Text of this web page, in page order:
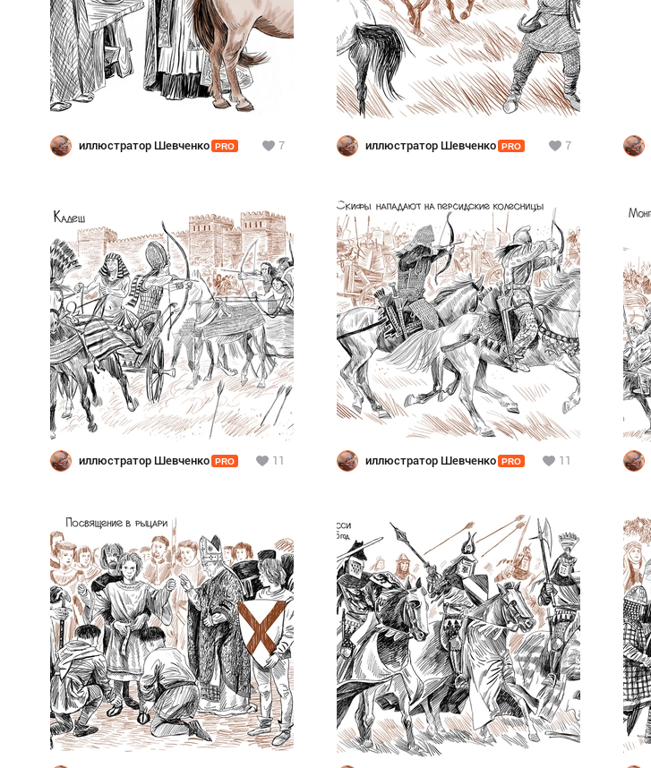
иллюстратор Шевченко PRO 7 иллюстратор Шевченко PRO 7
иллюстратор Шевченко PRO 11 иллюстратор Шевченко PRO 11